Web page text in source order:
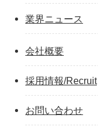
業界ニュース
会社概要
採用情報/Recruit
お問い合わせ